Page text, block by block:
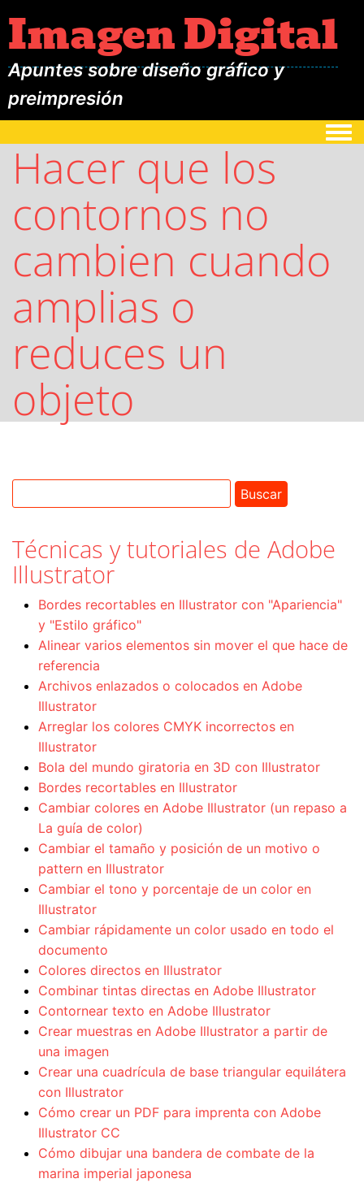
Imagen Digital
Apuntes sobre diseño gráfico y
preimpresión
Hacer que los
contornos no
cambien cuando
amplias o
reduces un
objeto
Técnicas y tutoriales de Adobe
Illustrator
Bordes recortables en Illustrator con "Apariencia"
y "Estilo gráfico"
Alinear varios elementos sin mover el que hace de
referencia
Archivos enlazados o colocados en Adobe
Illustrator
Arreglar los colores CMYK incorrectos en
Illustrator
Bola del mundo giratoria en 3D con Illustrator
Bordes recortables en Illustrator
Cambiar colores en Adobe Illustrator (un repaso a
La guía de color)
Cambiar el tamaño y posición de un motivo o
pattern en Illustrator
Cambiar el tono y porcentaje de un color en
Illustrator
Cambiar rápidamente un color usado en todo el
documento
Colores directos en Illustrator
Combinar tintas directas en Adobe Illustrator
Contornear texto en Adobe Illustrator
Crear muestras en Adobe Illustrator a partir de
una imagen
Crear una cuadrícula de base triangular equilátera
con Illustrator
Cómo crear un PDF para imprenta con Adobe
Illustrator CC
Cómo dibujar una bandera de combate de la
marina imperial japonesa